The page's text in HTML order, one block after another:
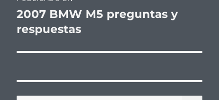
de
entradas
2007 BMW M5 preguntas y
respuestas